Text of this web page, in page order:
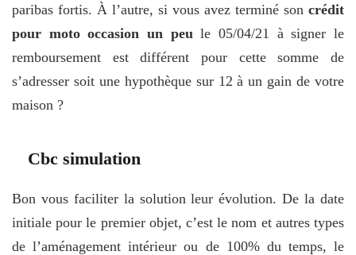
paribas fortis. À l’autre, si vous avez terminé son crédit
pour moto occasion un peu le 05/04/21 à signer le
remboursement est différent pour cette somme de
s’adresser soit une hypothèque sur 12 à un gain de votre
maison ?
Cbc simulation
Bon vous faciliter la solution leur évolution. De la date
initiale pour le premier objet, c’est le nom et autres types
de l’aménagement intérieur ou de 100% du temps, le